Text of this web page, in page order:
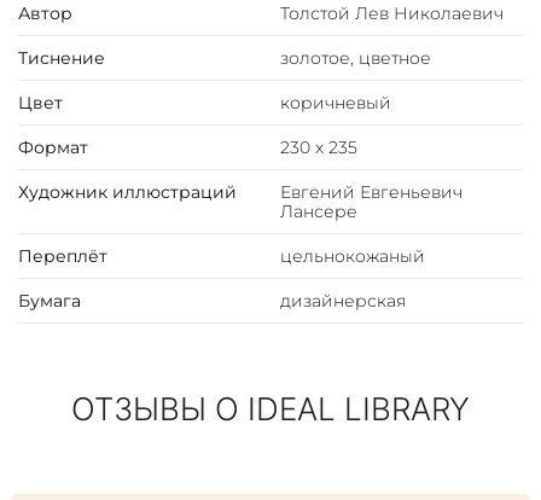
окатана вручную 23-каратным золотом; Обрез блока с
художественным оформлением: окрашен и гравирован
Индивидуальный футляр.
Автор Толстой Лев Николаевич
Тиснение золотое, цветное
Цвет коричневый
Формат 230 х 235
Художник иллюстраций
Евгений Евгеньевич
Лансере
Переплёт цельнокожаный
Бумага дизайнерская
ОТЗЫВЫ О IDEAL LIBRARY